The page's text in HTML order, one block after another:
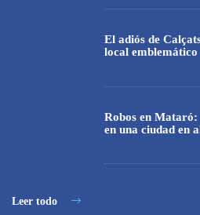
El adiós de
local
Robos en
en una ciudad en
Leer todo